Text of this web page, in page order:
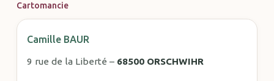
Cartomancie
Camille BAUR
9 rue de la Liberté – 68500 ORSCHWIHR